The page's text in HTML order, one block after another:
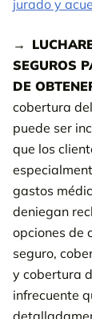
jurado y
SEGUROS
DE
cobertura
puede ser
que los
gastos
deniegan
opciones de
seguro,
y cobertura
infrecuente